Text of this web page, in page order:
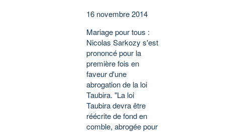
16 novembre 2014
Mariage pour tous :
Nicolas Sarkozy s'est
prononcé pour la
première fois en
faveur d'une
abrogation de la loi
Taubira. "La loi
Taubira devra être
réécrite de fond en
comble, abrogée pour